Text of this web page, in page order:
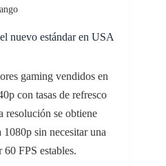
nuevo estándar en USA
gaming vendidos en
con tasas de refresco
resolución se obtiene
sin necesitar una
FPS estables.